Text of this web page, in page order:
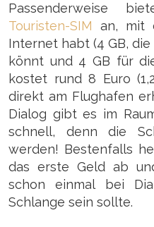
Passenderweise
Touristen-SIMan, mit
Internet habt (4 GB,
könnt und 4 GB für
kostet rund 8 Euro
direkt am Flughafen
Dialog gibt es im
schnell, denn die
werden! Bestenfalls
das erste Geld ab
schon einmal bei
Schlange sein sollte.